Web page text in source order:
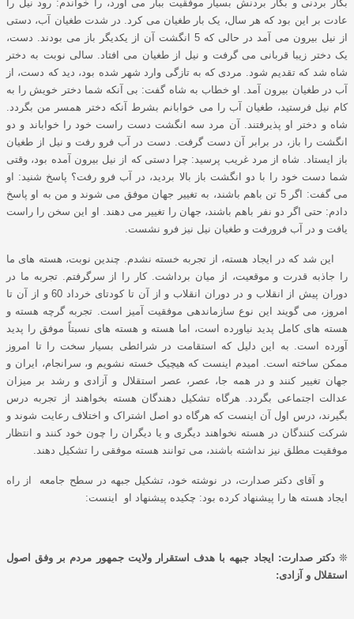
بکار بردنی و بکار بردنش بسیار موفقیت ببار می آورد، را خواندم: رود نیل را
عادت بر این بود که هر سال، یک بار طغیان می کرد. در شدت طغیان آب، دستی
از نیل بیرون می آمد در حالی که 5 انگشت آن از یکدیگر باز می بودند. دست،
یک دختر زیبا قربانی می گرفت و نیل از طغیان می افتاد. سالی نوبت به دختر
شاه شد که تقدیم شود. مردی که به تازگی وارد شهر شده بود، دید که دست، از
آب در طغیان بیرون آمد. او خطاب به شاه گفت: بی آنکه شما دختر خویش را به
کام نیل فرستید، طغیان آب را می خوابانم بشرط آنکه دختر همسر من بگردد.
شاه و دختر او پذیرفتند. آن مرد سه انگشت دست راست خود را خواباند و دو
انگشت را باز، در برابر آن دست گرفت. دست در آب فرو رفت و نیل از طغیان
باز ایستاد. شاه از مرد غریب پرسید: چرا دستی که از نیل بیرون آمده بود، وقتی
شما دست خود را با دو انگشت باز بالا بردید، در آب فرو رفت؟ پاسخ شنید: او
می گفت: اگر 5 تن باهم باشند، به تغییر جهان موفق می شوند و من به او پاسخ
دادم: حتی اگر دو نفر باهم باشند، جهان را تغییر می دهند. او این سخن را راست
یافت و در آب فرورفت و طغیان نیل نیز فرو نشست.
این شد که در ایجاد هسته، از تجربه خسته نشدم. چندین نوبت، هسته های ما
را جاذبه قدرت و موقعیت، از میان برداشت. کار را از سرگرفتم. تجربه ما در
دوران پیش از انقلاب و در دوران انقلاب و از آن تا کودتای خرداد 60 و از آن تا
امروز، می گویند این نوع سازماندهی موفقیت آمیز است. تجربه گرچه هسته و
هسته های کامل پدید نیاورده است، اما هسته و هسته های نسبتاً موفق را پدید
آورده است. به این دلیل که استقامت در شرائطی بسیار سخت را تا امروز
ممکن ساخته است. امیدم اینست که هیچیک خسته نشویم و، سرانجام، ایران و
جهان تغییر کنند و در همه جا، عصر، عصر استقلال و آزادی و رشد بر میزان
عدالت اجتماعی بگردد. هرگاه تشکیل دهندگان هسته بخواهند از تجربه درس
بگیرند، درس اول آن اینست که هرگاه دو اصل اشتراک و اختلاف رعایت شوند و
شرکت کنندگان در هسته نخواهند دیگری و یا دیگران را چون خود کنند و انتظار
موفقیت مطلق نیز نداشته باشند، می توانند هسته موفقی را تشکیل دهند
و آقای دکتر صدارت، در نوشته خود، تشکیل جبهه در سطح جامعه از راه
ایجاد هسته ها را پیشنهاد کرده بود: چکیده پیشنهاد او اینست:
❊ دکتر صدارت: ایجاد جبهه با هدف استقرار ولایت جمهور مردم بر وفق اصول
استقلال و آزادی: